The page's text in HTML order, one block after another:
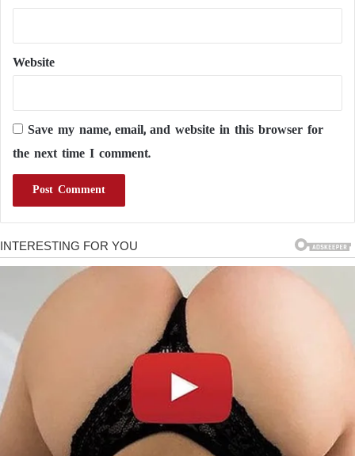
Website
Save my name, email, and website in this browser for
the next time I comment.